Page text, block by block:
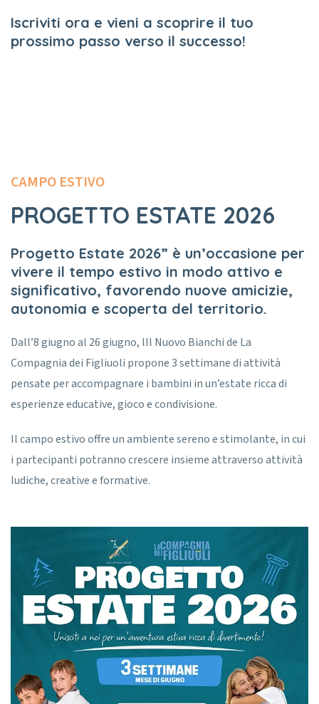
Iscriviti ora e vieni a scoprire il tuo
prossimo passo verso il successo!
CAMPO ESTIVO
PROGETTO ESTATE 2026
Progetto Estate 2026” è un’occasione per
vivere il tempo estivo in modo attivo e
significativo, favorendo nuove amicizie,
autonomia e scoperta del territorio.
Dall’8 giugno al 26 giugno, lIl Nuovo Bianchi de La
Compagnia dei Figliuoli propone 3 settimane di attività
pensate per accompagnare i bambini in un’estate ricca di
esperienze educative, gioco e condivisione.
Il campo estivo offre un ambiente sereno e stimolante, in cui
i partecipanti potranno crescere insieme attraverso attività
ludiche, creative e formative.